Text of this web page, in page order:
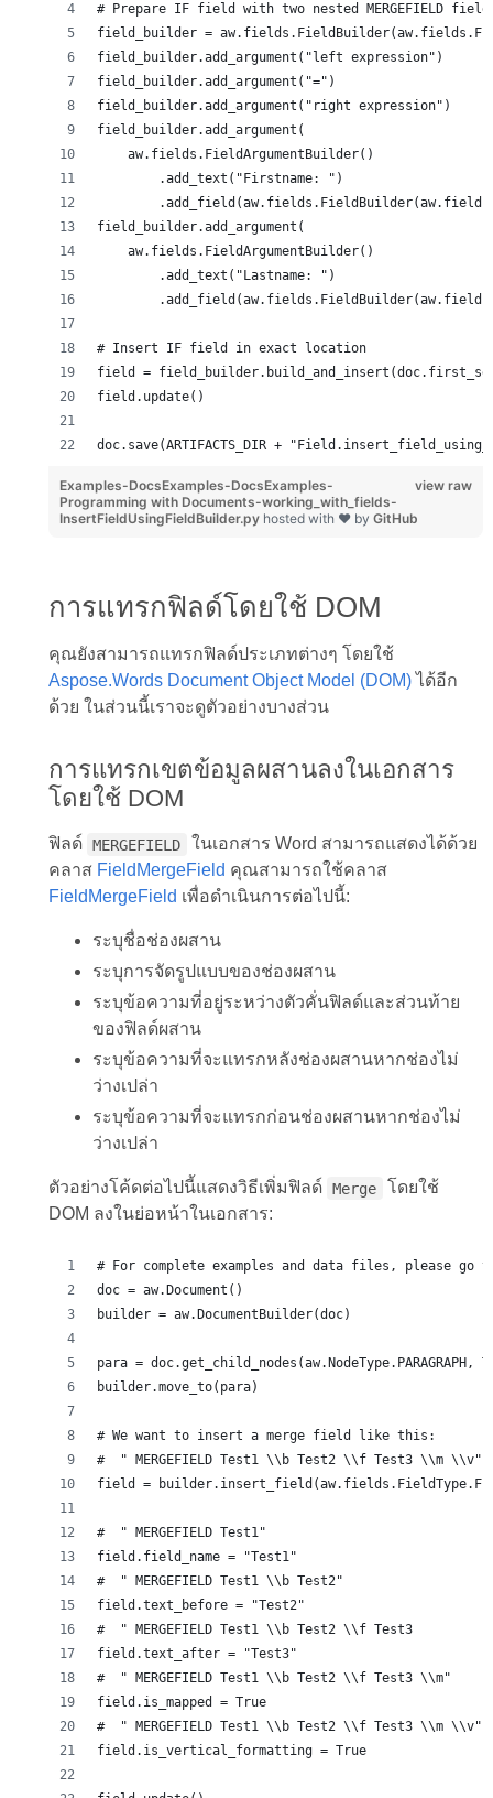
# Prepare IF field with two nested MERGEFIELD
field_builder =
field_builder.add_argument("left expression")
field_builder.add_argument("=")
field_builder.add_argument("right expression")
field_builder.add_argument(
    aw.fields.FieldArgumentBuilder()
        .add_text("Firstname: ")
field_builder.add_argument(
    aw.fields.FieldArgumentBuilder()
        .add_text("Lastname: ")
# Insert IF field in exact location
field =
field.update()
doc.save(ARTIFACTS_DIR +
view raw
Examples-DocsExamples-DocsExamples-
Programming with Documents-working_with_fields-
InsertFieldUsingFieldBuilder.py hosted with ❤ by GitHub
การแทรกฟิลด์โดยใช้ DOM
คุณยังสามารถแทรกฟิลด์ประเภทต่างๆ โดยใช้
Aspose.Words Document Object Model (DOM)ได้อีก
ด้วย ในส่วนนี้เราจะดูตัวอย่างบางส่วน
การแทรกเขตข้อมูลผสานลงในเอกสาร
โดยใช้ DOM
ฟิลด์ MERGEFIELD
ในเอกสาร Word สามารถแสดงได้ด้วย
คลาส FieldMergeField คุณสามารถใช้คลาส
FieldMergeField เพื่อดำเนินการต่อไปนี้:
ระบุชื่อช่องผสาน
ระบุการจัดรูปแบบของช่องผสาน
ระบุข้อความที่อยู่ระหว่างตัวคั่นฟิลด์และส่วนท้าย
ของฟิลด์ผสาน
ระบุข้อความที่จะแทรกหลังช่องผสานหากช่องไม่
ว่างเปล่า
ระบุข้อความที่จะแทรกก่อนช่องผสานหากช่องไม่
ว่างเปล่า
ตัวอย่างโค้ดต่อไปนี้แสดงวิธีเพิ่มฟิลด์ Merge
โดยใช้
DOM ลงในย่อหน้าในเอกสาร:
# For complete examples and data files, please go
doc = aw.Document()
builder = aw.DocumentBuilder(doc)
para =
builder.move_to(para)
# We want to insert a merge field like this:
#  " MERGEFIELD Test1 \\b Test2 \\f Test3 \\m \\v"
field =
#  " MERGEFIELD Test1"
field.field_name = "Test1"
#  " MERGEFIELD Test1 \\b Test2"
field.text_before = "Test2"
#  " MERGEFIELD Test1 \\b Test2 \\f Test3
field.text_after = "Test3"
#  " MERGEFIELD Test1 \\b Test2 \\f Test3 \\m"
field.is_mapped = True
#  " MERGEFIELD Test1 \\b Test2 \\f Test3 \\m \\v"
field.is_vertical_formatting = True